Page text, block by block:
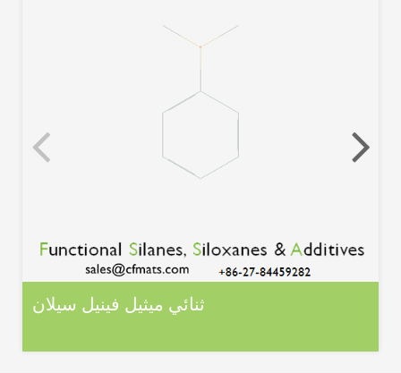
ثنائي ميثيل فينيل سيلان